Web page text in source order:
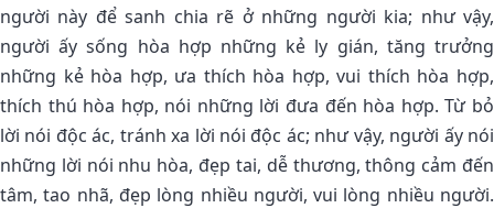
người này để sanh chia rẽ ở những người kia; như vậy,
người ấy sống hòa hợp những kẻ ly gián, tăng trưởng
những kẻ hòa hợp, ưa thích hòa hợp, vui thích hòa hợp,
thích thú hòa hợp, nói những lời đưa đến hòa hợp. Từ bỏ
lời nói độc ác, tránh xa lời nói độc ác; như vậy, người ấy nói
những lời nói nhu hòa, đẹp tai, dễ thương, thông cảm đến
tâm, tao nhã, đẹp lòng nhiều người, vui lòng nhiều người.